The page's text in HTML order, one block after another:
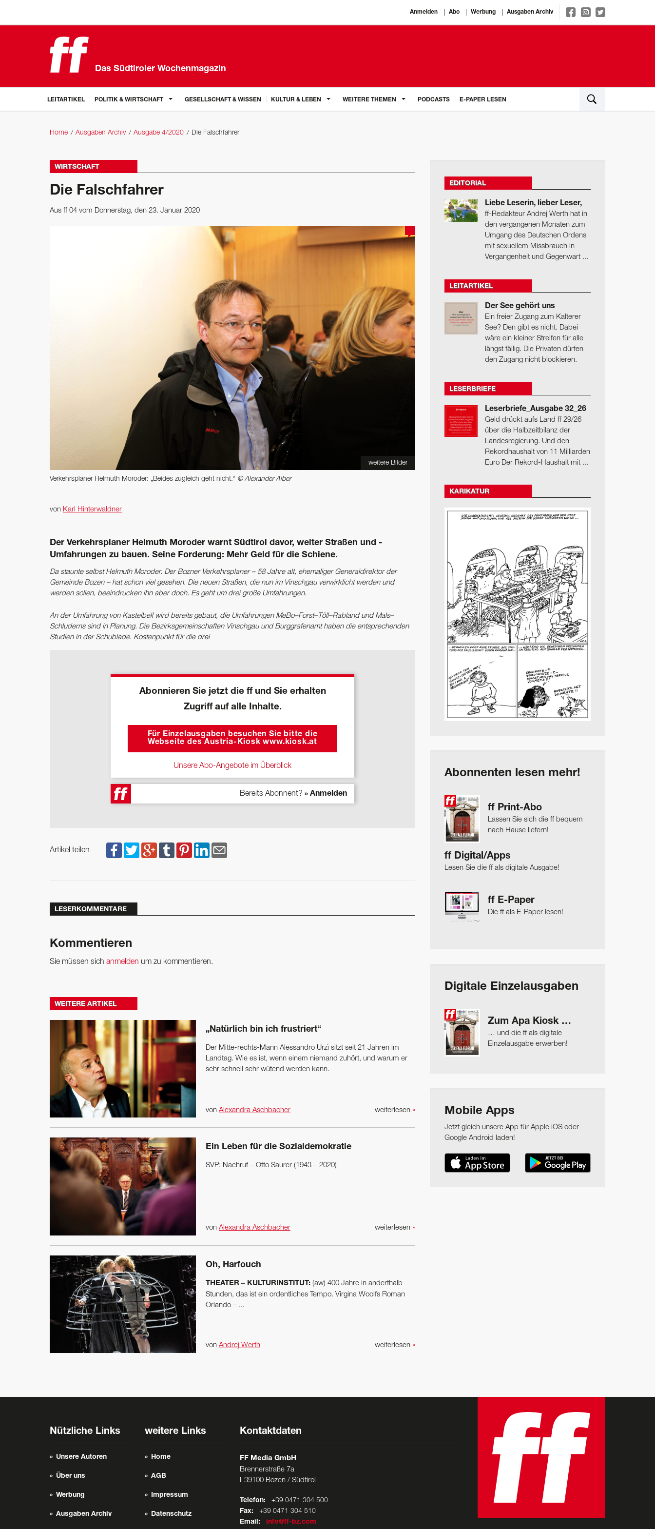
Anmelden Abo Werbung Ausgaben Archiv
Das Südtiroler Wochenmagazin
LEITARTIKEL POLITIK & WIRTSCHAFT GESELLSCHAFT & WISSEN KULTUR & LEBEN WEITERE THEMEN PODCASTS E-PAPER LESEN
Home Ausgaben Archiv Ausgabe 4/2020 Die Falschfahrer
WIRTSCHAFT
Die Falschfahrer
Aus ff 04 vom Donnerstag, den 23. Januar 2020
weitere Bilder
Verkehrsplaner Helmuth Moroder: „Beides zugleich geht nicht.“ © Alexander Alber
von Karl Hinterwaldner
Der Verkehrsplaner Helmuth Moroder warnt Südtirol davor, weiter Straßen und ­
Umfahrungen zu bauen. Seine Forderung: Mehr Geld für die Schiene.
Da staunte selbst Helmuth Moroder. Der Bozner Verkehrsplaner – 58 Jahre alt, ehemaliger Generaldirektor der
Gemeinde Bozen – hat schon viel gesehen. Die neuen Straßen, die nun im Vinschgau verwirklicht werden und
werden sollen, beeindrucken ihn aber doch. Es geht um drei große Umfahrungen.
An der Umfahrung von Kastelbell wird bereits gebaut, die Umfahrungen MeBo–Forst–Töll–Rabland und Mals–
Schluderns sind in Planung. Die Bezirksgemeinschaften Vinschgau und Burggrafenamt haben die entsprechenden
Studien in der Schublade. Kostenpunkt für die drei
Abonnieren Sie jetzt die ff und Sie erhalten
Zugriff auf alle Inhalte.
Für Einzelausgaben besuchen Sie bitte die
Webseite des Austria-Kiosk www.kiosk.at
Unsere Abo-Angebote im Überblick
Bereits Abonnent? » Anmelden
Artikel teilen
LESERKOMMENTARE
Kommentieren
Sie müssen sich anmelden um zu kommentieren.
WEITERE ARTIKEL
„Natürlich bin ich frustriert“
Der Mitte-rechts-Mann Alessandro Urzì sitzt seit 21 Jahren im
Landtag. Wie es ist, wenn einem niemand zuhört, und warum er
sehr schnell sehr wütend werden kann.
weiterlesen »
von Alexandra Aschbacher
Ein Leben für die Sozialdemokratie
SVP: Nachruf – Otto Saurer (1943 – 2020)
weiterlesen »
von Alexandra Aschbacher
Oh, Harfouch
THEATER – KULTURINSTITUT: (aw) 400 Jahre in anderthalb
Stunden, das ist ein ordentliches Tempo. Virgina Woolfs Roman
Orlando – ...
weiterlesen »
von Andrej Werth
EDITORIAL
Liebe Leserin, lieber Leser,
ff-Redakteur Andrej Werth hat in
den vergangenen Monaten zum
Umgang des Deutschen Ordens
mit sexuellem Missbrauch in
Vergangenheit und Gegenwart ...
LEITARTIKEL
Der See gehört uns
Ein freier Zugang zum Kalterer
See? Den gibt es nicht. Dabei
wäre ein kleiner Streifen für alle
längst fällig. Die Privaten dürfen
den Zugang nicht blockieren.
LESERBRIEFE
Leserbriefe_Ausgabe 32_26
Geld drückt aufs Land ff 29/26
über die Halbzeitbilanz der
Landesregierung. Und den
Rekordhaushalt von 11 Milliarden
Euro Der Rekord-Haushalt mit ...
KARIKATUR
Abonnenten lesen mehr!
ff Print-Abo
Lassen Sie sich die ff bequem
nach Hause liefern!
ff Digital/Apps
Lesen Sie die ff als digitale Ausgabe!
ff E-Paper
Die ff als E-Paper lesen!
Digitale Einzelausgaben
Zum Apa Kiosk …
… und die ff als digitale
Einzelausgabe erwerben!
Mobile Apps
Jetzt gleich unsere App für Apple iOS oder
Google Android laden!
Nützliche Links
Unsere Autoren
Über uns
Werbung
Ausgaben Archiv
weitere Links
Home
AGB
Impressum
Datenschutz
Kontaktdaten
FF Media GmbH
Brennerstraße 7a
I-39100 Bozen / Südtirol
Telefon: +39 0471 304 500
Fax: +39 0471 304 510
Email: info@ff-bz.com